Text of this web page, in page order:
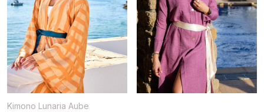
Kimono Lunaria Aube